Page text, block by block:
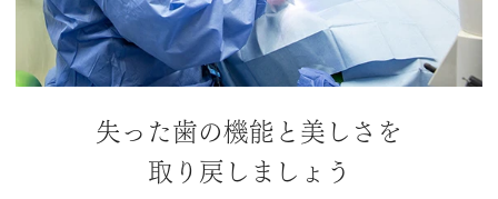
失った歯の機能と美しさを
取り戻しましょう